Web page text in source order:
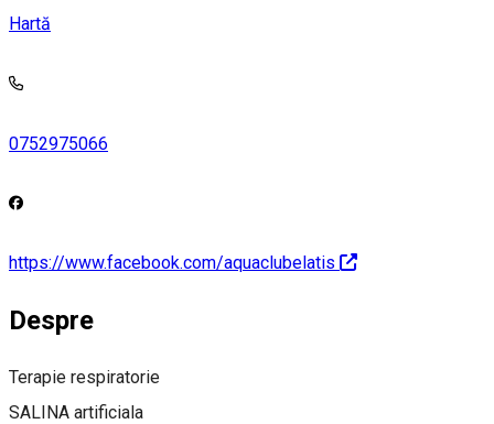
Hartă
0752975066
https://www.facebook.com/aquaclubelatis
Despre
Terapie respiratorie
SALINA artificiala